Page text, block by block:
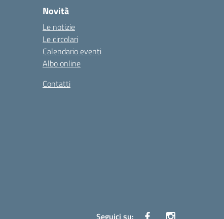
Novità
Le notizie
Le circolari
Calendario eventi
Albo online
Contatti
Seguici su: